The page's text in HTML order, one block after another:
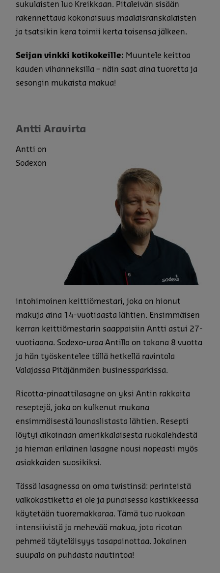
sukulaisten luo Kreikkaan. Pitaleivän sisään
rakennettava kokonaisuus maalaisranskalaisten
ja tsatsikin kera toimii kerta toisensa jälkeen.
Seijan vinkki kotikokeille: Muuntele keittoa
kauden vihanneksilla – näin saat aina tuoretta ja
sesongin mukaista makua!
Antti Aravirta
Antti on
Sodexon
intohimoinen keittiömestari, joka on hionut
makuja aina 14-vuotiaasta lähtien. Ensimmäisen
kerran keittiömestarin saappaisiin Antti astui 27-
vuotiaana. Sodexo-uraa Antilla on takana 8 vuotta
ja hän työskentelee tällä hetkellä ravintola
Valajassa Pitäjänmäen businessparkissa.
Ricotta-pinaattilasagne on yksi Antin rakkaita
reseptejä, joka on kulkenut mukana
ensimmäisestä lounaslistasta lähtien. Resepti
löytyi aikoinaan amerikkalaisesta ruokalehdestä
ja hieman erilainen lasagne nousi nopeasti myös
asiakkaiden suosikiksi.
Tässä lasagnessa on oma twistinsä: perinteistä
valkokastiketta ei ole ja punaisessa kastikkeessa
käytetään tuoremakkaraa. Tämä tuo ruokaan
intensiivistä ja mehevää makua, jota ricotan
pehmeä täyteläisyys tasapainottaa. Jokainen
suupala on puhdasta nautintoa!